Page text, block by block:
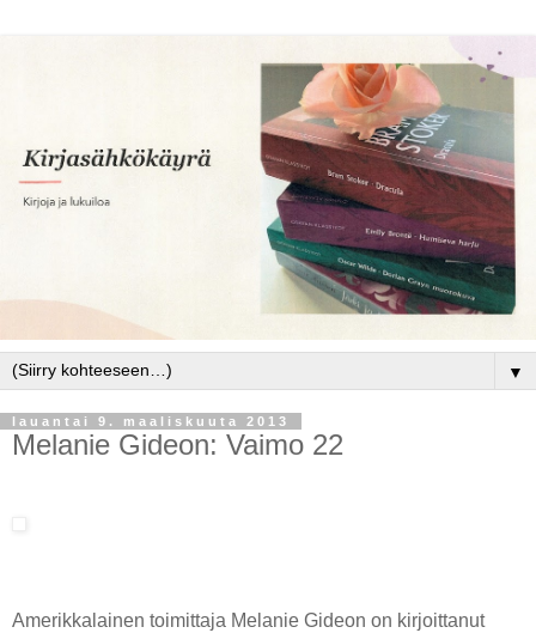
▼
lauantai 9. maaliskuuta 2013
Melanie Gideon: Vaimo 22
Amerikkalainen toimittaja Melanie Gideon on kirjoittanut